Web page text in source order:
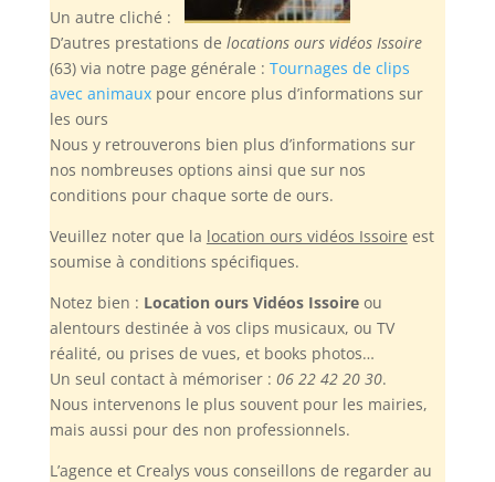
Un autre cliché :
D’autres prestations de locations ours vidéos Issoire
(63) via notre page générale : Tournages de clips
avec animauxpour encore plus d’informations sur
les ours
Nous y retrouverons bien plus d’informations sur
nos nombreuses options ainsi que sur nos
conditions pour chaque sorte de ours.
Veuillez noterque la location ours vidéos Issoire est
soumise à conditions spécifiques.
Notez bien : Location ours Vidéos Issoireou
alentours destinée à vos clips musicaux, ou TV
réalité, ou prises de vues, et books photos…
Un seul contact à mémoriser : 06 22 42 20 30.
Nous intervenons le plus souvent pour les mairies,
mais aussi pour des non professionnels.
L’agence et Crealys vous conseillons de regarder au